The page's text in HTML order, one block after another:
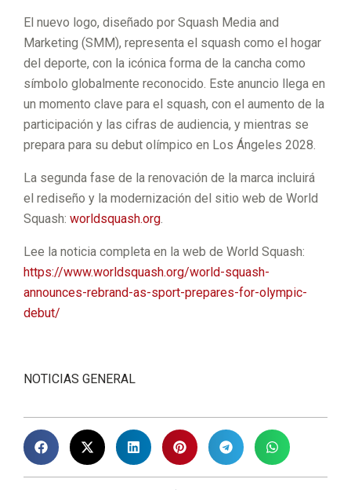
El nuevo logo, diseñado por Squash Media and
Marketing (SMM), representa el squash como el hogar
del deporte, con la icónica forma de la cancha como
símbolo globalmente reconocido. Este anuncio llega en
un momento clave para el squash, con el aumento de la
participación y las cifras de audiencia, y mientras se
prepara para su debut olímpico en Los Ángeles 2028.
La segunda fase de la renovación de la marca incluirá
el rediseño y la modernización del sitio web de World
Squash: worldsquash.org.
Lee la noticia completa en la web de World Squash:
https://www.worldsquash.org/world-squash-
announces-rebrand-as-sport-prepares-for-olympic-
debut/
NOTICIAS GENERAL
RLD
SQU
ASH
ED
MO
N